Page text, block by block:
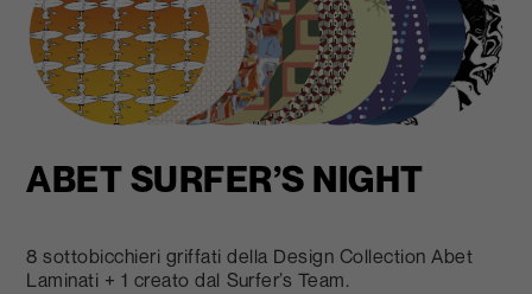
ABET SURFER’S NIGHT
8 sottobicchieri griffati della Design Collection Abet
Laminati + 1 creato dal Surfer’s Team.